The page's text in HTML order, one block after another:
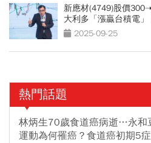
新應材(4749)股價
大利多「漲贏台積電
2025-09-25
熱門話題
林炳生70歲食道癌病逝…永和
運動為何罹癌？食道癌初期5